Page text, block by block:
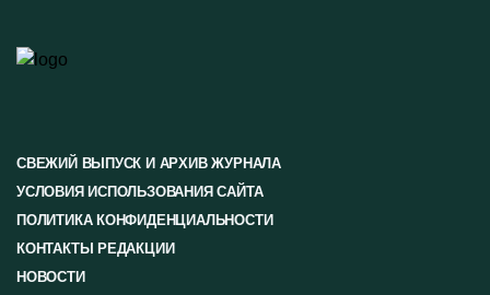
СВЕЖИЙ ВЫПУСК И АРХИВ ЖУРНАЛА
УСЛОВИЯ ИСПОЛЬЗОВАНИЯ САЙТА
ПОЛИТИКА КОНФИДЕНЦИАЛЬНОСТИ
КОНТАКТЫ РЕДАКЦИИ
НОВОСТИ